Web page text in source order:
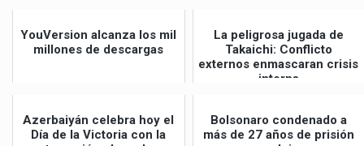
YouVersion alcanza los mil
millones de descargas
La peligrosa jugada de
Takaichi: Conflicto
externos enmascaran crisis
interna
Azerbaiyán celebra hoy el
Día de la Victoria con la
Bolsonaro condenado a
más de 27 años de prisión